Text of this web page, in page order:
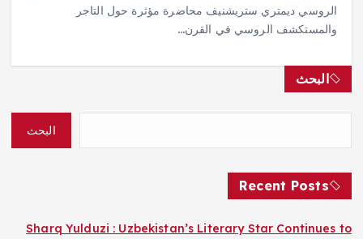
الروسي ديمتري ستريشنيف محاضرة مؤثرة حول التاجر
والمستكشف الروسي في القرن…
البحث
البحث
Recent Posts
Sharq Yulduzi : Uzbekistan’s Literary Star Continues to